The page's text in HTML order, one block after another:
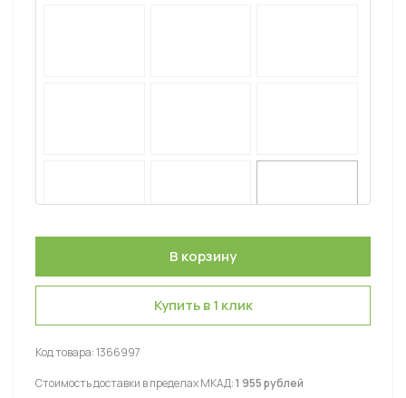
Купить в 1 клик
Код товара:1366997
Стоимость доставки в пределах МКАД:1 955 рублей